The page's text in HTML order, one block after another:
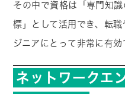
その中で資格は「専門知
標」として活用でき、転
ジニアにとって非常に有効
ネットワークエ